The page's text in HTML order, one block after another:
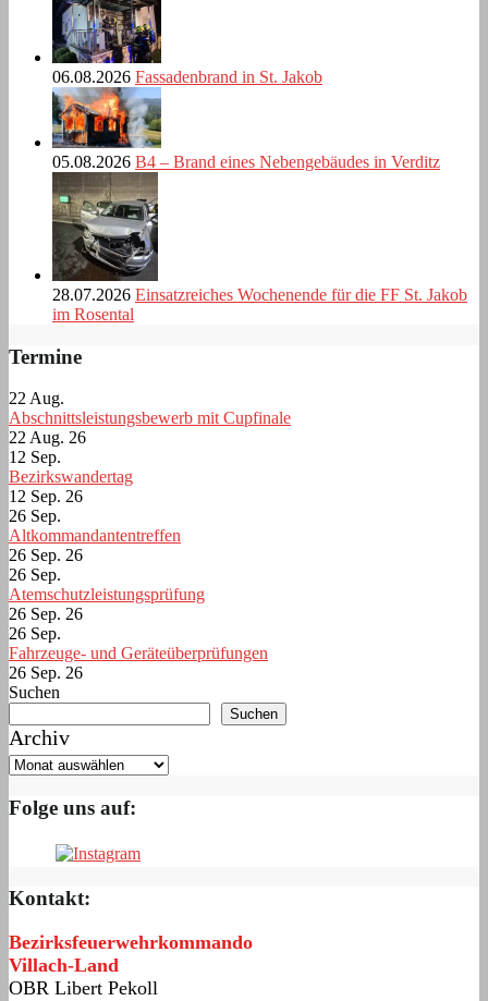
06.08.2026 Fassadenbrand in St. Jakob
05.08.2026 B4 – Brand eines Nebengebäudes in Verditz
28.07.2026 Einsatzreiches Wochenende für die FF St. Jakob
im Rosental
Termine
22 Aug.
Abschnittsleistungsbewerb mit Cupfinale
22 Aug. 26
12 Sep.
Bezirkswandertag
12 Sep. 26
26 Sep.
Altkommandantentreffen
26 Sep. 26
26 Sep.
Atemschutzleistungsprüfung
26 Sep. 26
26 Sep.
Fahrzeuge- und Geräteüberprüfungen
26 Sep. 26
Suchen
Suchen
Archiv
Folge uns auf:
Kontakt:
Bezirksfeuerwehrkommando
Villach-Land
OBR Libert Pekoll